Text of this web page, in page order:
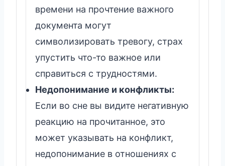
времени на прочтение важного
документа могут
символизировать тревогу, страх
упустить что-то важное или
справиться с трудностями.
Недопонимание и конфликты:
Если во сне вы видите негативную
реакцию на прочитанное, это
может указывать на конфликт,
недопонимание в отношениях с